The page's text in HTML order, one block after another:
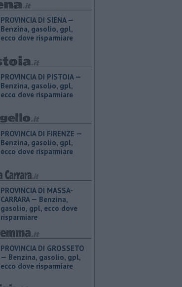
PROVINCIA DI SIENA — ​
Benzina, gasolio, gpl,
ecco dove risparmiare
PROVINCIA DI PISTOIA — ​
Benzina, gasolio, gpl,
ecco dove risparmiare
PROVINCIA DI FIRENZE — ​
Benzina, gasolio, gpl,
ecco dove risparmiare
PROVINCIA DI MASSA-
CARRARA — ​Benzina,
gasolio, gpl, ecco dove
risparmiare
PROVINCIA DI GROSSETO
— ​Benzina, gasolio, gpl,
ecco dove risparmiare